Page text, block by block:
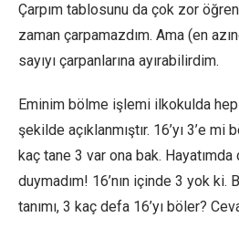
Çarpım tablosunu da çok zor
zaman çarpamazdım. Ama (en
sayıyı çarpanlarına ayırabilirdim.
Eminim bölme işlemi ilkokulda
şekilde açıklanmıştır. 16’yı 3’e mi
kaç tane 3 var ona bak. Hayatımda
duymadım! 16’nın içinde 3 yok ki.
tanımı, 3 kaç defa 16’yı böler?